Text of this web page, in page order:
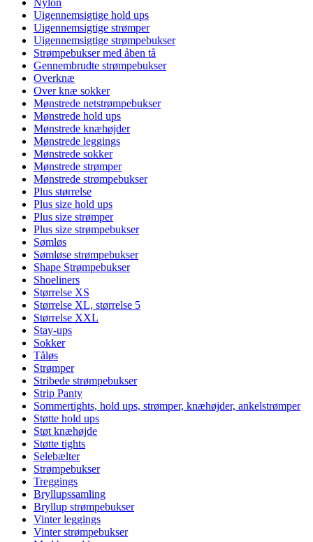
Nylon
Uigennemsigtige hold ups
Uigennemsigtige strømper
Uigennemsigtige strømpebukser
Strømpebukser med åben tå
Gennembrudte strømpebukser
Overknæ
Over knæ sokker
Mønstrede netstrømpebukser
Mønstrede hold ups
Mønstrede knæhøjder
Mønstrede leggings
Mønstrede sokker
Mønstrede strømper
Mønstrede strømpebukser
Plus størrelse
Plus size hold ups
Plus size strømper
Plus size strømpebukser
Sømløs
Sømløse strømpebukser
Shape Strømpebukser
Shoeliners
Størrelse XS
Størrelse XL, størrelse 5
Størrelse XXL
Stay-ups
Sokker
Tåløs
Strømper
Stribede strømpebukser
Strip Panty
Sommertights, hold ups, strømper, knæhøjder, ankelstrømper
Støtte hold ups
Støt knæhøjde
Støtte tights
Selebælter
Strømpebukser
Treggings
Bryllupssamling
Bryllup strømpebukser
Vinter leggings
Vinter strømpebukser